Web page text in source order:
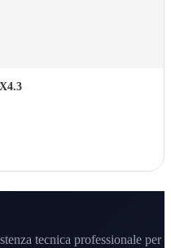
tecnica professionale per